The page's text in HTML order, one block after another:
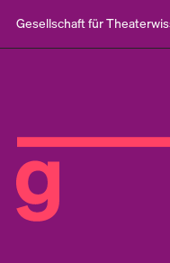
Gesellschaft für